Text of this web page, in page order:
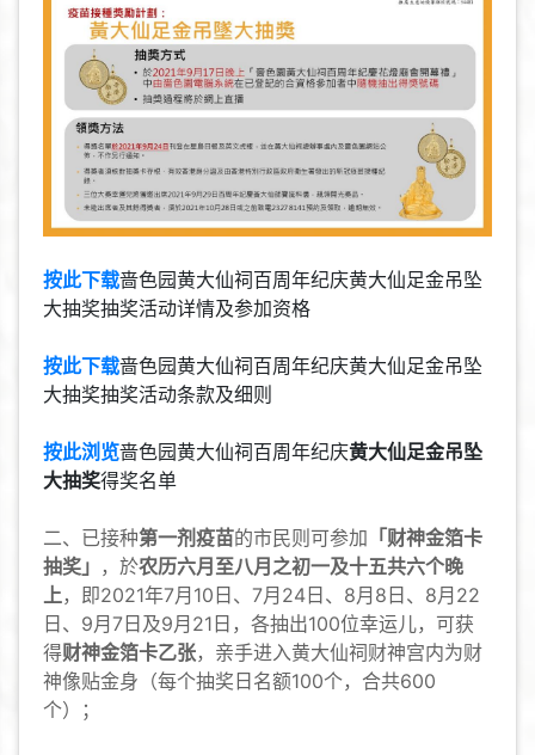
按此下载啬色园黄大仙祠百周年纪庆黄大仙足金吊坠
大抽奖抽奖活动详情及参加资格
按此下载啬色园黄大仙祠百周年纪庆黄大仙足金吊坠
大抽奖抽奖活动条款及细则
按此浏览啬色园黄大仙祠百周年纪庆黄大仙足金吊坠
大抽奖得奖名单
二、已接种第一剂疫苗的市民则可参加 「财神金箔卡
抽奖」 ，於农历六月至八月之初一及十五共六个晚
上，即2021年7月10日、7月24日、8月8日、8月22
日、9月7日及9月21日，各抽出100位幸运儿，可获
得财神金箔卡乙张，亲手进入黄大仙祠财神宫内为财
神像贴金身（每个抽奖日名额100个，合共600
个）；